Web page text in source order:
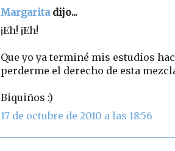
Margaritadijo...
¡Eh! ¡Eh!
Que yo ya terminé mis estudios
perderme el derecho de esta
Biquiños :)
17 de octubre de 2010 a las 18:56